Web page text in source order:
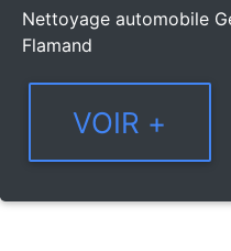
Nettoyage automobile
Flamand